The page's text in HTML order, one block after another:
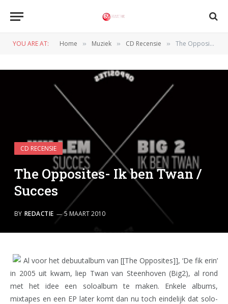
YOU ARE AT: Home » Muziek » CD Recensie » The Opposites- Ik ben Twan / Succes
CD RECENSIE
The Opposites- Ik ben Twan /
Succes
BY REDACTIE 5 MAART 2010
Al voor het debuutalbum van [[The Opposites]], ‘De fik erin’
in 2005 uit kwam, liep Twan van Steenhoven (Big2), al rond
met het idee een soloalbum te maken. Enkele albums,
mixtapes en een EP later komt dan nu toch eindelijk dat solo-